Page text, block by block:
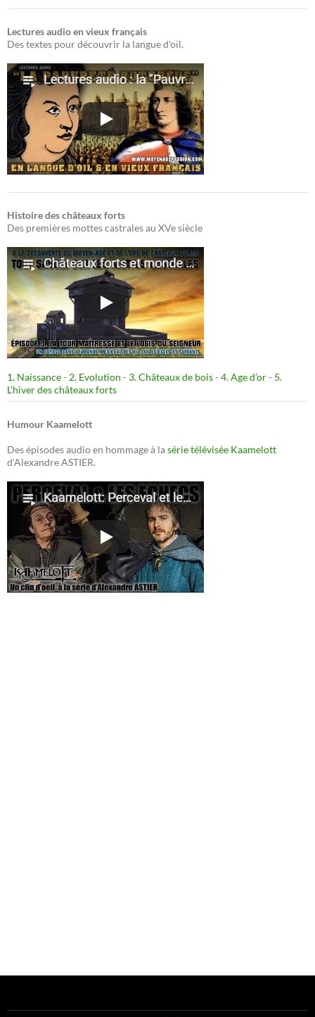
Lectures audio en vieux français
Des textes pour découvrir la langue d'oïl.
Histoire des châteaux forts
Des premières mottes castrales au XVe siècle
1. Naissance- 2. Evolution - 3. Châteaux de bois- 4. Age d’or- 5.
L’hiver des châteaux forts
Humour Kaamelott
Des épisodes audio en hommage à lasérie télévisée Kaamelott
d'Alexandre ASTIER.